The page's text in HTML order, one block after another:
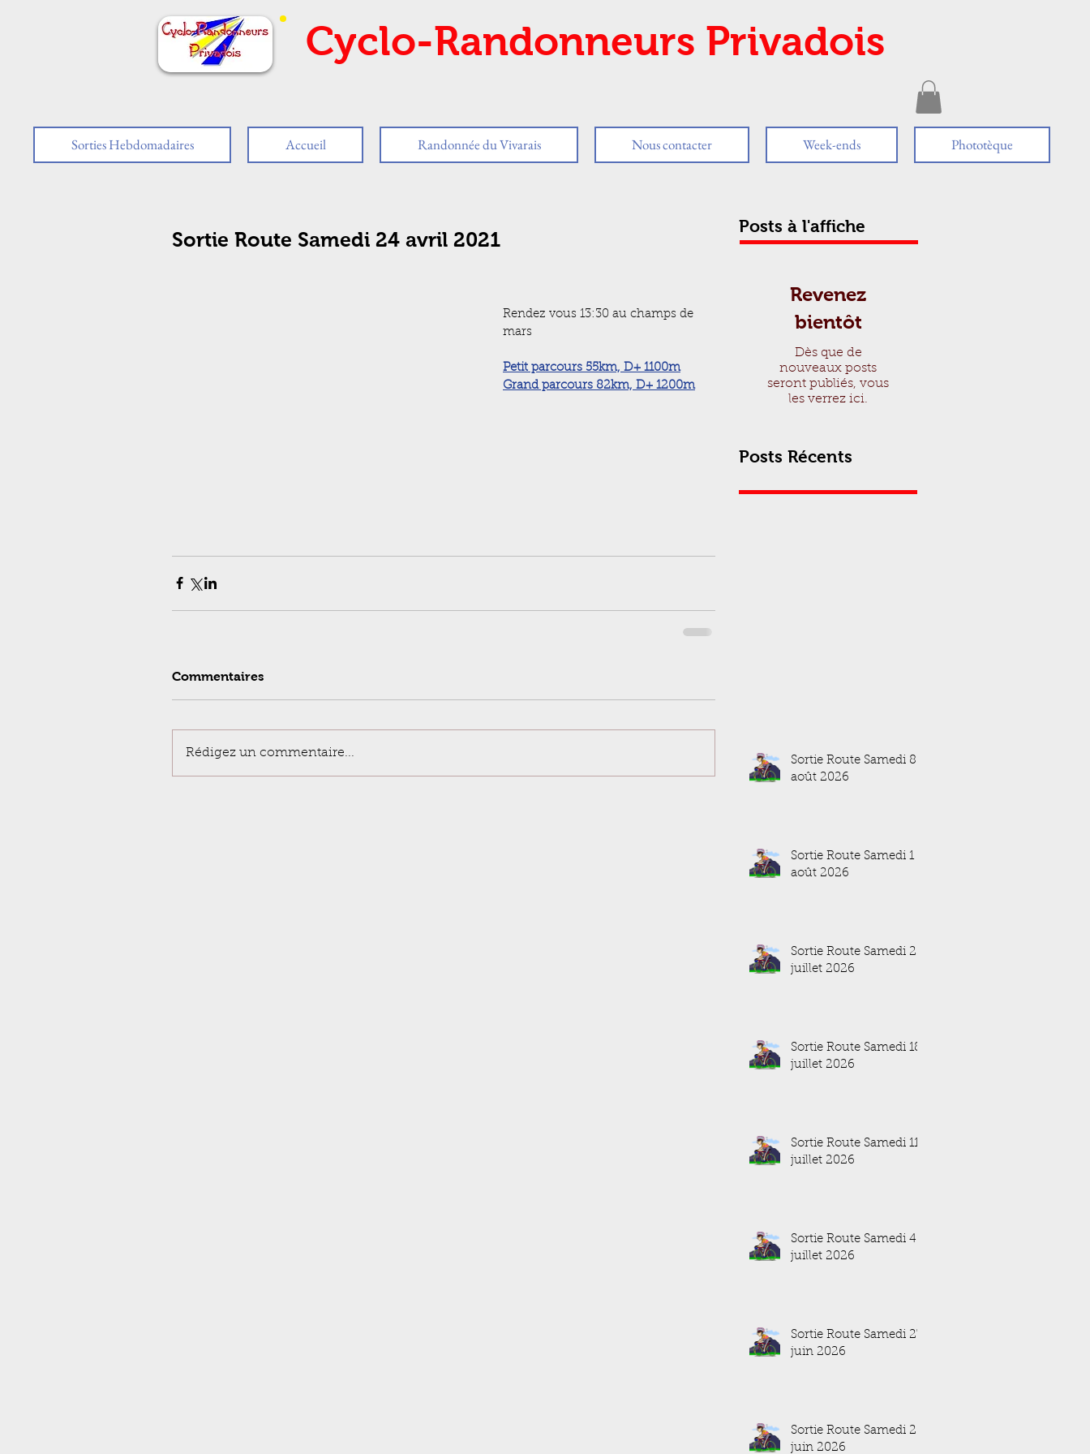
Cyclo-Randonneurs Privadois
Sorties Hebdomadaires Accueil Randonnée du Vivarais Nous contacter Week-ends Phototèque
Sortie Route Samedi 24 avril 2021
Rendez vous 13:30 au champs de
mars
Petit parcours 55km, D+ 1100m
Grand parcours 82km, D+ 1200m
Commentaires
Rédigez un commentaire...
Posts à l'affiche
Revenez
bientôt
Dès que de
nouveaux posts
seront publiés, vous
les verrez ici.
Posts Récents
Sortie Route Samedi 8
août 2026
Sortie Route Samedi 1
août 2026
Sortie Route Samedi 25
juillet 2026
Sortie Route Samedi 18
juillet 2026
Sortie Route Samedi 11
juillet 2026
Sortie Route Samedi 4
juillet 2026
Sortie Route Samedi 27
juin 2026
Sortie Route Samedi 20
juin 2026